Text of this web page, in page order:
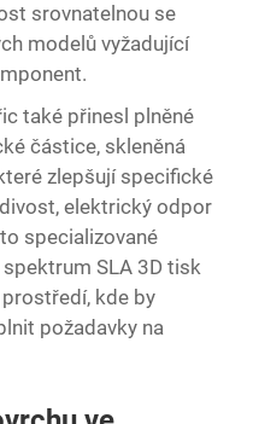
srovnatelnou se
modelů vyžadující
také přinesl plněné
částice, skleněná
zlepšují specifické
elektrický odpor
specializované
SLA 3D tisk
kde by
požadavky na